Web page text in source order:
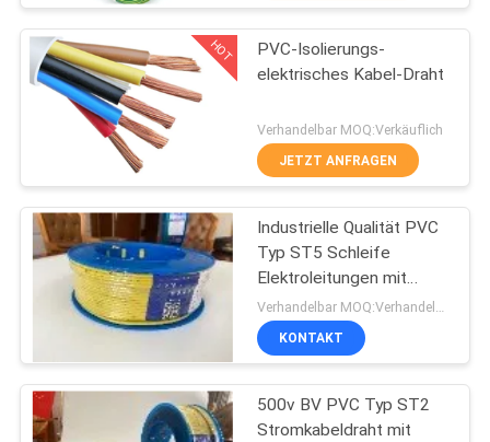
FABRIK
TOUR
QUALITÄTSKONTROLLE
KONTAKT
NACHRICHTEN
REFERENZEN
PVC-isolierte Kabel
203
elektrische Kabel
197
HOT
PVC-Isolierungs-
elektrisches Kabel-Draht
Verhandelbar MOQ:Verkäuflich
JETZT ANFRAGEN
Industrielle Qualität PVC
Typ ST5 Schleife
Elektroleitungen mit
Kupferkern 500V BV
Verhandelbar MOQ:Verhandelbar
KONTAKT
500v BV PVC Typ ST2
Stromkabeldraht mit